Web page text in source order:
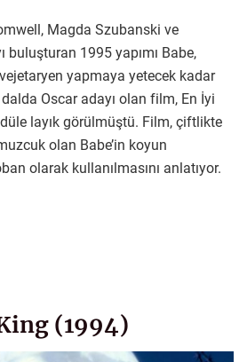
Magda Szubanski ve
buluşturan 1995 yapımı Babe,
yapmaya yetecek kadar
Oscar adayı olan film, En İyi
layık görülmüştü. Film, çiftlikte
olan Babe’in koyun
olarak kullanılmasını anlatıyor.
(1994)